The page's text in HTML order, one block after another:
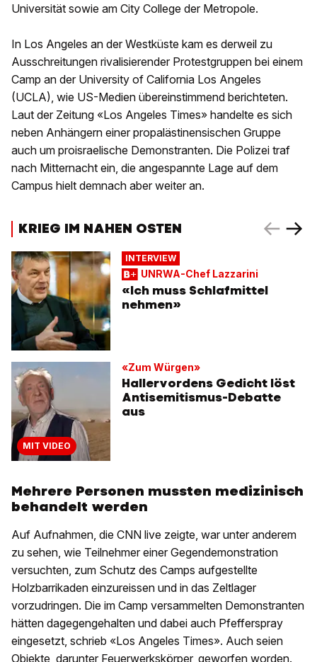
Universität sowie am City College der Metropole.
In Los Angeles an der Westküste kam es derweil zu
Ausschreitungen rivalisierender Protestgruppen bei einem
Camp an der University of California Los Angeles
(UCLA), wie US-Medien übereinstimmend berichteten.
Laut der Zeitung «Los Angeles Times» handelte es sich
neben Anhängern einer propalästinensischen Gruppe
auch um proisraelische Demonstranten. Die Polizei traf
nach Mitternacht ein, die angespannte Lage auf dem
Campus hielt demnach aber weiter an.
KRIEG IM NAHEN OSTEN
INTERVIEW
UNRWA-Chef Lazzarini
«Ich muss Schlafmittel
nehmen»
MIT VIDEO
«Zum Würgen»
Hallervordens Gedicht löst
Antisemitismus-Debatte
aus
Mehrere Personen mussten medizinisch
behandelt werden
Auf Aufnahmen, die CNN live zeigte, war unter anderem
zu sehen, wie Teilnehmer einer Gegendemonstration
versuchten, zum Schutz des Camps aufgestellte
Holzbarrikaden einzureissen und in das Zeltlager
vorzudringen. Die im Camp versammelten Demonstranten
hätten dagegengehalten und dabei auch Pfefferspray
eingesetzt, schrieb «Los Angeles Times». Auch seien
Objekte, darunter Feuerwerkskörper, geworfen worden.